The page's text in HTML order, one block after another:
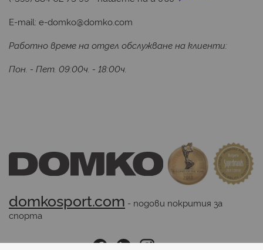
E-mail: e-domko@domko.com
Работно време на отдел обслужване на клиенти:
Пон. - Пет. 09:00ч. - 18:00ч.
domkosport.com - подови покрития за
спорта
Последвайте ни: